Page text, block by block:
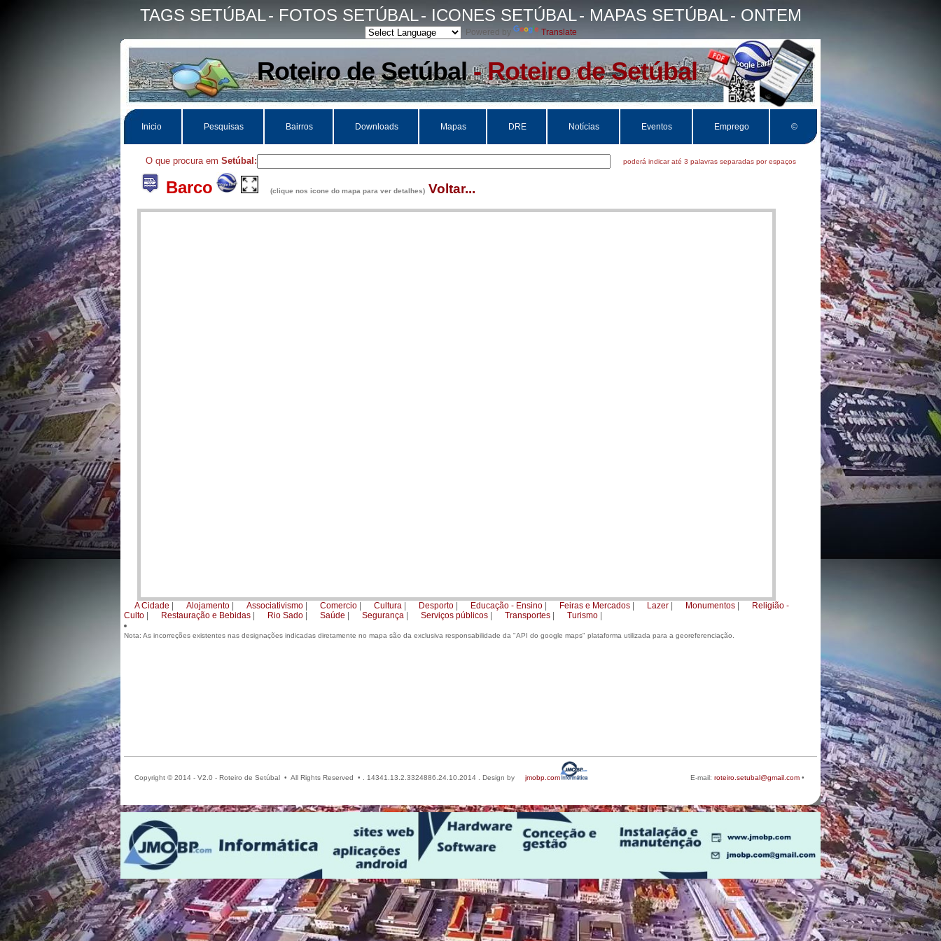
TAGS SETÚBAL- FOTOS SETÚBAL- ICONES SETÚBAL- MAPAS SETÚBAL- ONTEM
Powered by Translate
Roteiro de Setúbal- Roteiro de Setúbal
Inicio Pesquisas Bairros Downloads Mapas DRE Notícias Eventos Emprego ©
O que procura em Setúbal: poderá indicar até 3 palavras separadas por espaços
Barco (clique nos icone do mapa para ver detalhes) Voltar...
A Cidade Alojamento Associativismo Comercio Cultura Desporto Educação - Ensino Feiras e Mercados Lazer Monumentos
Religião -
Culto
Restauração e Bebidas Rio Sado Saúde Segurança Serviços públicos Transportes Turismo
Nota: As incorreções existentes nas designações indicadas diretamente no mapa são da exclusiva responsabilidade da "API do google maps" plataforma utilizada para a georeferenciação.
Copyright © 2014 - V2.0 - Roteiro de Setúbal • All Rights Reserved • . 14341.13.2.3324886.24.10.2014 . Design by jmobp.com E-mail: roteiro.setubal@gmail.com •